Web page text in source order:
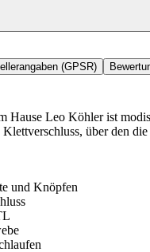
(GPSR)
Hause Leo Köhler ist
Klettverschluss, über den
und Knöpfen